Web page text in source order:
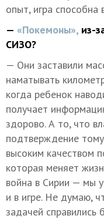
опыт, игра способна
— «Покемоны», из-
СИЗО?
— Они заставили
наматывать
когда ребенок
получает
здорово. А то, что
подтверждение
высоким качеством
которая меняет
война в Сирии — мы
и в игре. Не думаю,
задачей справились